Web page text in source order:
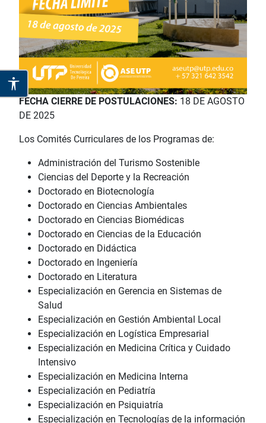
FECHA CIERRE DE POSTULACIONES: 18 DE AGOSTO
DE 2025
Los Comités Curriculares de los Programas de:
Administración del Turismo Sostenible
Ciencias del Deporte y la Recreación
Doctorado en Biotecnología
Doctorado en Ciencias Ambientales
Doctorado en Ciencias Biomédicas
Doctorado en Ciencias de la Educación
Doctorado en Didáctica
Doctorado en Ingeniería
Doctorado en Literatura
Especialización en Gerencia en Sistemas de
Salud
Especialización en Gestión Ambiental Local
Especialización en Logística Empresarial
Especialización en Medicina Crítica y Cuidado
Intensivo
Especialización en Medicina Interna
Especialización en Pediatría
Especialización en Psiquiatría
Especialización en Tecnologías de la información